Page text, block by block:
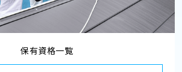
保有資格一覧